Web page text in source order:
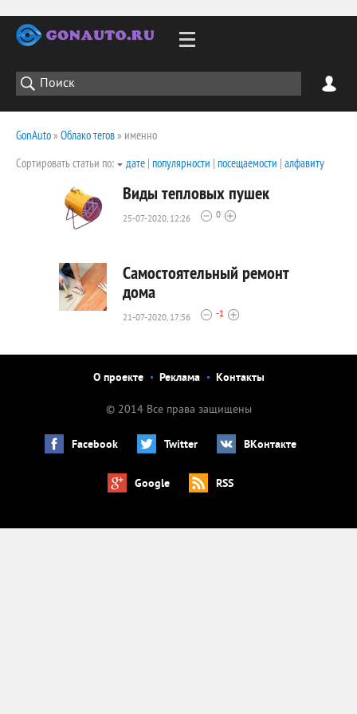
GonAuto» Облако тегов» именно
Сортировать статьи по:
дате | популярности | посещаемости | алфавиту
Виды тепловых пушек
25-07-2020, 12:26 0
Самостоятельный ремонт
дома
21-07-2020, 17:56 -1
О проекте Реклама Контакты
© 2014 Все права защищены
Facebook Twitter ВКонтакте
Google RSS